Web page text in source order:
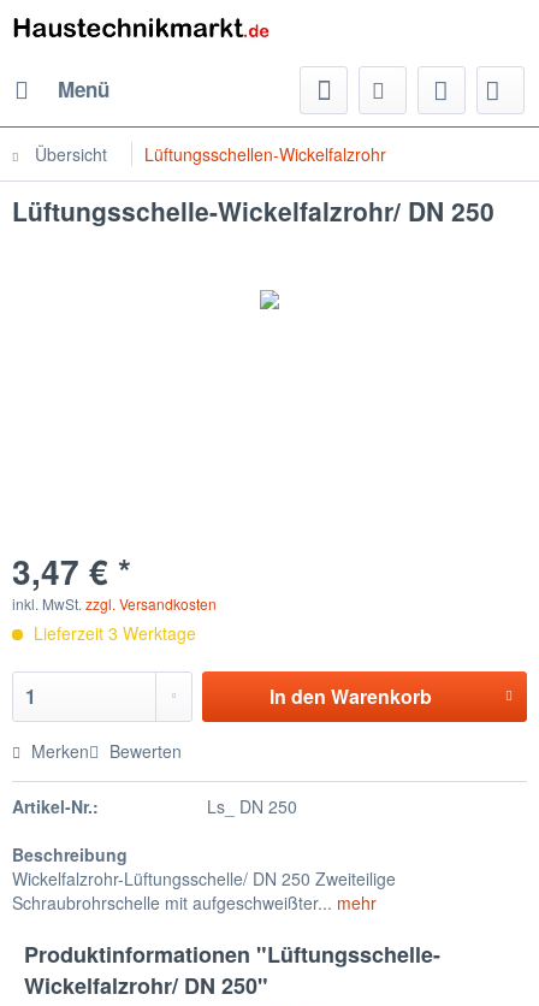
Menü
Übersicht Lüftungsschellen-Wickelfalzrohr
Lüftungsschelle-Wickelfalzrohr/ DN 250
3,47 € *
inkl. MwSt. zzgl. Versandkosten
Lieferzeit 3 Werktage
In den Warenkorb
Merken Bewerten
Artikel-Nr.:
Ls_ DN 250
Beschreibung
Wickelfalzrohr-Lüftungsschelle/ DN 250 Zweiteilige
Schraubrohrschelle mit aufgeschweißter... mehr
Produktinformationen "Lüftungsschelle-
Wickelfalzrohr/ DN 250"